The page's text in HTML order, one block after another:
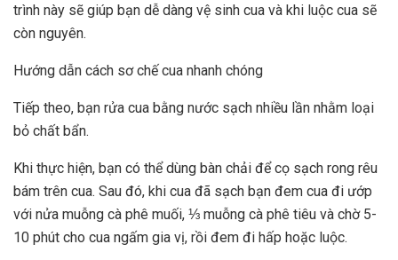
trình này sẽ giúp bạn dễ dàng vệ sinh cua và khi luộc cua sẽ
còn nguyên.
Hướng dẫn cách sơ chế cua nhanh chóng
Tiếp theo, bạn rửa cua bằng nước sạch nhiều lần nhằm loại
bỏ chất bẩn.
Khi thực hiện, bạn có thể dùng bàn chải để cọ sạch rong rêu
bám trên cua. Sau đó, khi cua đã sạch bạn đem cua đi ướp
với nửa muỗng cà phê muối, ⅓ muỗng cà phê tiêu và chờ 5-
10 phút cho cua ngấm gia vị, rồi đem đi hấp hoặc luộc.